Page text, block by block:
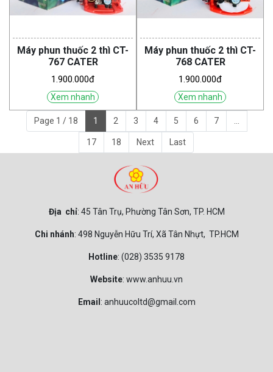
Máy phun thuốc 2 thì CT-
767 CATER
1.900.000đ
Xem nhanh
Máy phun thuốc 2 thì CT-
768 CATER
1.900.000đ
Xem nhanh
Page 1 / 18 1 2 3 4 5 6 7 ...
17 18 Next Last
Địa chỉ: 45 Tân Trụ, Phường Tân Sơn, TP. HCM
Chi nhánh: 498 Nguyễn Hữu Trí, Xã Tân Nhựt, TP.HCM
Hotline: (028) 3535 9178
Website: www.anhuu.vn
Email : anhuucoltd@gmail.com